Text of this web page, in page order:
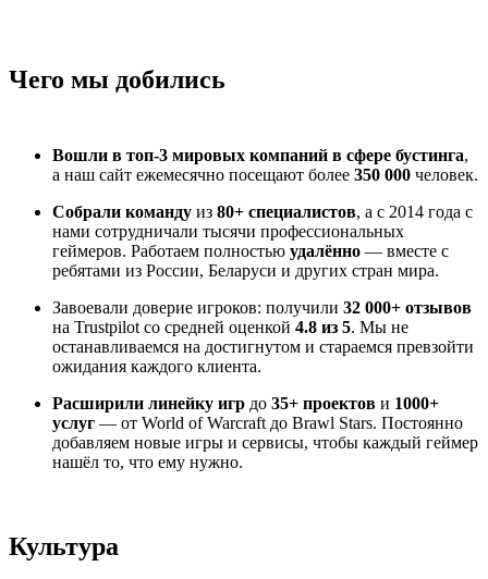
Чего мы добились
Вошли в топ-3 мировых компаний в сфере бустинга,
а наш сайт ежемесячно посещают более 350 000 человек.
Собрали команду из 80+ специалистов, а с 2014 года с
нами сотрудничали тысячи профессиональных
геймеров. Работаем полностью удалённо — вместе с
ребятами из России, Беларуси и других стран мира.
Завоевали доверие игроков: получили 32 000+ отзывов
на Trustpilot со средней оценкой 4.8 из 5. Мы не
останавливаемся на достигнутом и стараемся превзойти
ожидания каждого клиента.
Расширили линейку игр до 35+ проектов и 1000+
услуг — от World of Warcraft до Brawl Stars. Постоянно
добавляем новые игры и сервисы, чтобы каждый геймер
нашёл то, что ему нужно.
Культура